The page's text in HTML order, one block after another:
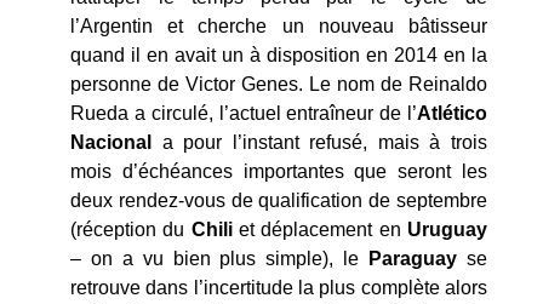
l’Argentin et cherche un nouveau bâtisseur
quand il en avait un à disposition en 2014 en la
personne de Victor Genes. Le nom de Reinaldo
Rueda a circulé, l’actuel entraîneur de l’Atlético
Nacional
a pour l’instant refusé, mais à trois
mois d’échéances importantes que seront les
deux rendez-vous de qualification de septembre
(réception du Chiliet déplacement en Uruguay
– on a vu bien plus simple), le
Paraguay se
retrouve dans l’incertitude la plus complète alors